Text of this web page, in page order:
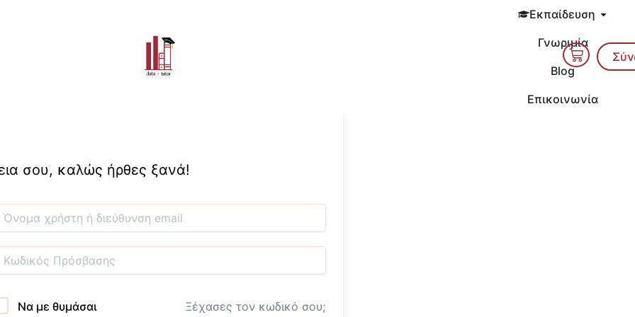
Εκπαίδευση Open
Γνωριμία
Blog
Επικοινωνία
Cart
σου, καλώς ήρθες ξανά!
Να με θυμάσαι Ξέχασες τον κωδικό σου;